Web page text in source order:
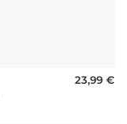
23,99 €